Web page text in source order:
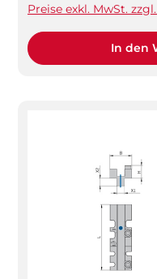
Preise exkl. MwSt.
In den